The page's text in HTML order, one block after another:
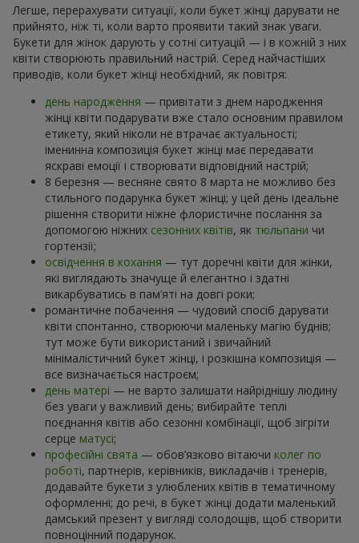
Легше, перерахувати ситуації, коли букет жінці дарувати не
прийнято, ніж ті, коли варто проявити такий знак уваги.
Букети для жінок дарують у сотні ситуацій — і в кожній з них
квіти створюють правильний настрій. Серед найчастіших
приводів, коли букет жінці необхідний, як повітря:
день народження — привітати з днем народження
жінці квіти подарувати вже стало основним правилом
етикету, який ніколи не втрачає актуальності;
іменинна композиція букет жінці має передавати
яскраві емоції і створювати відповідний настрій;
8 березня — весняне свято 8 марта не можливо без
стильного подарунка букет жінці; у цей день ідеальне
рішення створити ніжне флористичне послання за
допомогою ніжних сезонних квітів, як тюльпани чи
гортензії;
освідчення в кохання — тут доречні квіти для жінки,
які виглядають значуще й елегантно і здатні
викарбуватись в пам’яті на довгі роки;
романтичне побачення — чудовий спосіб дарувати
квіти спонтанно, створюючи маленьку магію буднів;
тут може бути використаний і звичайний
мінімалістичний букет жінці, і розкішна композиція —
все визначається настроєм;
день матері — не варто залишати найріднішу людину
без уваги у важливий день; вибирайте теплі
поєднання квітів або сезонні комбінації, щоб зігріти
серце матусі;
професійні свята — обов’язково вітаючи колег по
роботі, партнерів, керівників, викладачів і тренерів,
додавайте букети з улюблених квітів в тематичному
оформленні; до речі, в букет жінці додати маленький
дамський презент у вигляді солодощів, щоб створити
повноцінний подарунок.